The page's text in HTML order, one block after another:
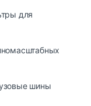
для
шины